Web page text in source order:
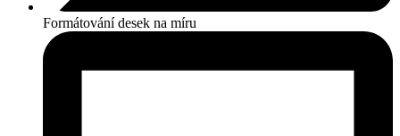
Formátování desek na míru